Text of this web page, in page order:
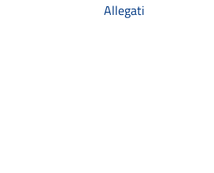
Allegati